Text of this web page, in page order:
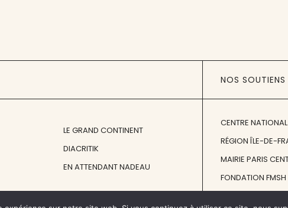
LE GRAND CONTINENT
DIACRITIK
EN ATTENDANT NADEAU
NOS SOUTIENS
CENTRE
RÉGION ÎLE-DE-
MAIRIE PARIS
FONDATION FMSH